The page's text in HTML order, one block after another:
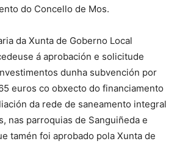
do Concello de Mos.
da Xunta de Goberno Local
á aprobación e solicitude
dunha subvención por
euros co obxecto do financiamento
da rede de saneamento integral
nas parroquias de Sanguiñeda e
tamén foi aprobado pola Xunta de